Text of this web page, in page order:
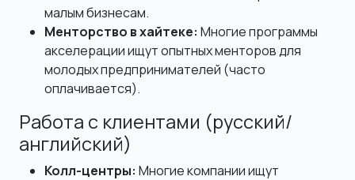
малым бизнесам.
Менторство в хайтеке: Многие программы
акселерации ищут опытных менторов для
молодых предпринимателей (часто
оплачивается).
Работа с клиентами (русский/
английский)
Колл-центры: Многие компании ищут